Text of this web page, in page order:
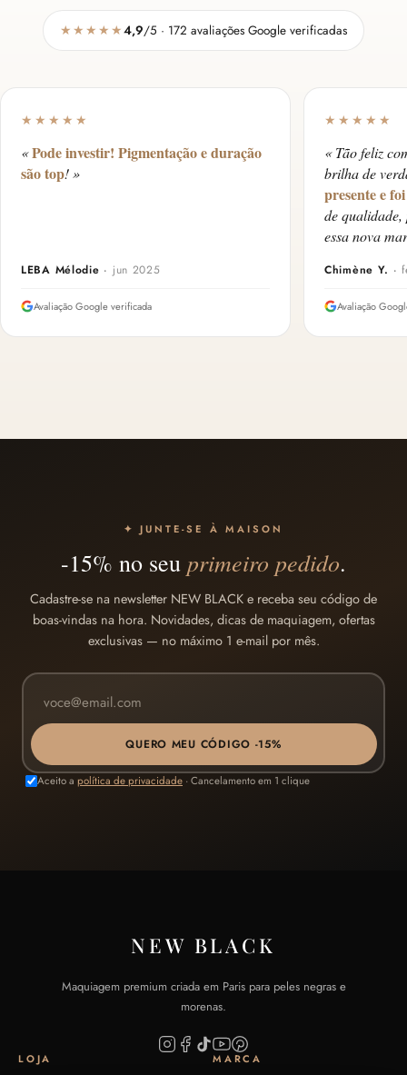
★★★★★4,9/5 · 172 avaliações Google verificadas
★★★★★
«Pode investir! Pigmentação e duração
são top! »
LEBA Mélodie · jun 2025
Avaliação Google verificada
★★★★★
« Tão feliz
brilha de
presente e
de
essa nova
Chimène Y. ·
Avaliação
✦ JUNTE-SE À MAISON
-15% no seu primeiro pedido.
Cadastre-se na newsletter NEW BLACK e receba seu código de
boas-vindas na hora. Novidades, dicas de maquiagem, ofertas
exclusivas — no máximo 1 e-mail por mês.
QUERO MEU CÓDIGO -15%
Aceito a política de privacidade · Cancelamento em 1 clique
NEW BLACK
Maquiagem premium criada em Paris para peles negras e
morenas.
LOJA MARCA